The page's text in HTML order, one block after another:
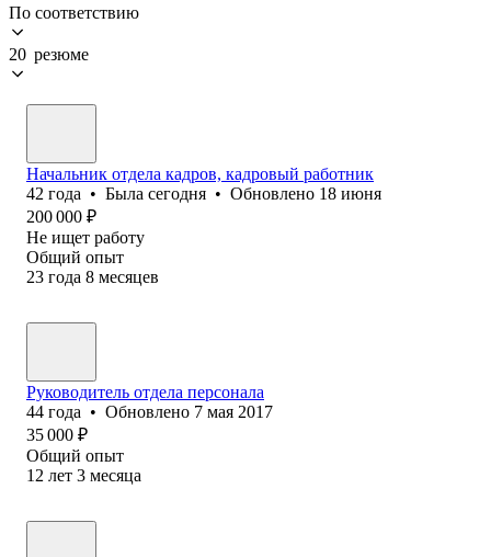
По соответствию
20 резюме
Начальник отдела кадров, кадровый работник
42 года • Была сегодня • Обновлено 18 июня
200 000 ₽
Не ищет работу
Общий опыт
23 года 8 месяцев
Руководитель отдела персонала
44 года • Обновлено 7 мая 2017
35 000 ₽
Общий опыт
12 лет 3 месяца